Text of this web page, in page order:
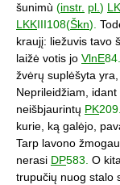
šunimù (instr. pl.)
LKKIII108(Škn).
kraujį: liežuvis tavo
laižė votis jo VlnE84.
žvėrų suplėšyta
Neprileidžiam,
neišbjaurintų PK209.
kurie, ką galėjo,
Tarp lavono
nerasi DP583. O
trupučių nuog stalo